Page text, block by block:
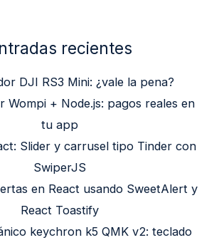
recientes
DJI RS3 Mini: ¿vale la pena?
Wompi + Node.js: pagos reales en
tu app
Slider y carrusel tipo Tinder con
SwiperJS
en React usando SweetAlert y
React Toastify
keychron k5 QMK v2: teclado